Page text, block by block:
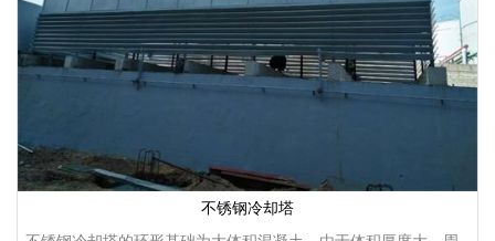
不锈钢冷却塔